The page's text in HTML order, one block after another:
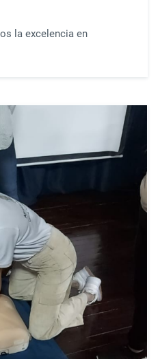
la excelencia en